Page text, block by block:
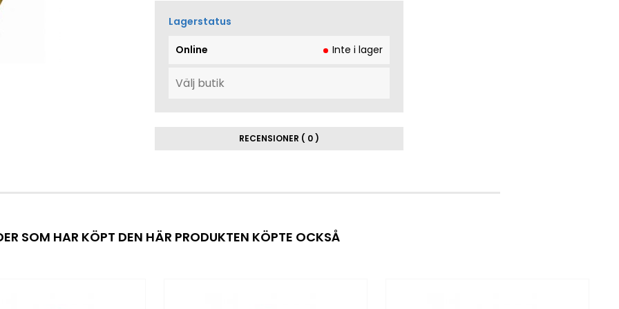
Lagerstatus
Online Inte i lager
RECENSIONER ( 0 )
SOM HAR KÖPT DEN HÄR PRODUKTEN KÖPTE OCKSÅ